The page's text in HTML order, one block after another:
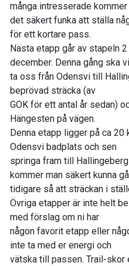
många intresserade kommer
det säkert funka att ställa
för ett kortare pass.
Nästa etapp går av stapeln
december. Denna gång ska vi
ta oss från Odensvi till
beprövad sträcka (av
GOK för ett antal år sedan)
Hängesten på vägen.
Denna etapp ligger på ca
Odensvi badplats och sen
springa fram till
kommer man säkert kunna
tidigare så att sträckan i
Övriga etapper är inte helt
med förslag om ni har
någon favorit etapp eller
inte ta med er energi och
vätska till passen. Trail-skor